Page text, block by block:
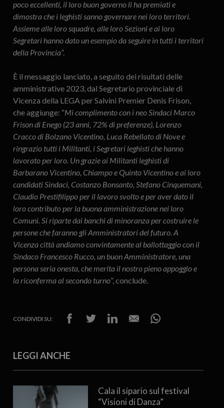
poco eccellenti, il loro buon governo li ha premiati e
dimostra che i leghisti sanno governare nei loro territori.
Assieme alle loro squadre, alle loro Sezioni e ai loro
Segretari hanno dato un esempio da seguire in tutti i territori
della Provincia”.
È il messaggio lanciato, a seguito dei risultati delle
amministrative 2023, dal Segretario provinciale di
Vicenza della LEGA per Salvini Premier Denis Frison,
che aggiunge: “Mi complimento con i neo Sindaci Marco
Frison di Enego (23 anni, 72% di preferenze), Lorenzo
Cracco di Bolzano Vicentino, Luca Rebellato di Nove e
ringrazio tutti i Militanti, i Segretari leghisti che hanno
lavorato per loro. Un grazie ai Militanti leghisti di
Barbarano Vicentino, Chiampo e Quinto Vicentino e ai loro
candidati Sindaci, Costanzo Bonsanto, Stefano Cinquemani,
Claudio Prestifilippo per il lavoro svolto e per aver dato il
loro contributo per la buona amministrazione nei loro
Comuni. Si riparte dai banchi di minoranza per costruire le
persone che faranno gli Amministratori del futuro. A
Vicenza città andiamo convintamente al ballottaggio con il
Sindaco Francesco Rucco, un buon Amministratore, una
persona seria onesta, che merita il nostro pieno appoggio e
la riconferma al secondo turno”, conclude.
CONDIVIDI SU:
LEGGI ANCHE
Cala il sipario sul festival
“Visioni di Danza”